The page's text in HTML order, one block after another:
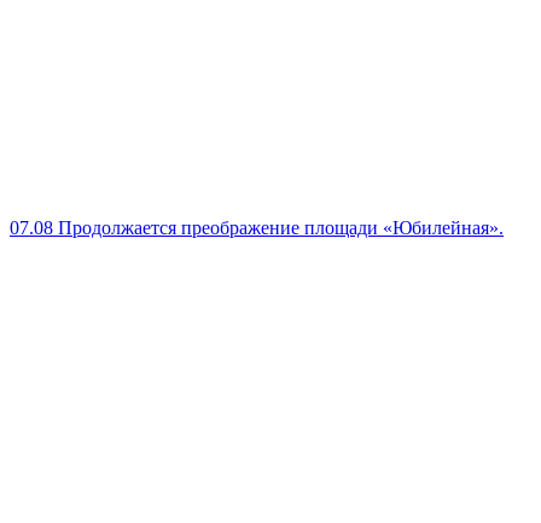
07.08 Продолжается преображение площади «Юбилейная».